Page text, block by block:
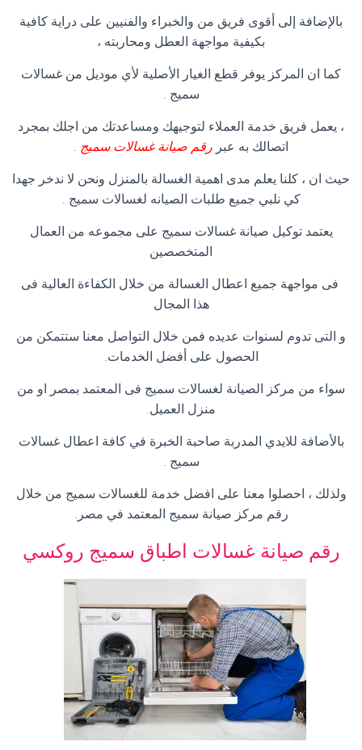
بالإضافة إلى أقوى فريق من والخبراء والفنيين على دراية كافية
بكيفية مواجهة العطل ومحاربته ،
كما ان المركز يوفر قطع الغيار الأصلية لأي موديل من غسالات
سميج .
، يعمل فريق خدمة العملاء لتوجيهك ومساعدتك من اجلك بمجرد
اتصالك به عبر رقم صيانة غسالات سميج .
حيث ان ، كلنا يعلم مدى اهمية الغسالة بالمنزل ونحن لا ندخر جهدا
كي نلبي جميع طلبات الصيانه لغسالات سميج .
يعتمد توكيل صيانة غسالات سميج على مجموعه من العمال
المتخصصين
فى مواجهة جميع اعطال الغسالة من خلال الكفاءة العالية فى
هذا المجال
و التى تدوم لسنوات عديده فمن خلال التواصل معنا ستتمكن من
الحصول على أفضل الخدمات.
سواء من مركز الصيانة لغسالات سميج فى المعتمد بمصر او من
منزل العميل.
بالأضافة للايدي المدربة صاحبة الخبرة في كافة اعطال غسالات
سميج .
ولذلك ، احصلوا معنا على افضل خدمة للغسالات سميج من خلال
رقم مركز صيانة سميج المعتمد في مصر.
رقم صيانة غسالات اطباق سميج روكسي